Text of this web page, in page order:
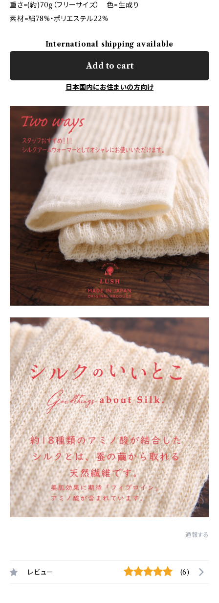
重さ=(約)70g（フリーサイズ） 色=生成り
素材=絹78%・ポリエステル22%
International shipping available
Add to cart
日本国内にお住まいの方向け
通報する
レビュー (6)